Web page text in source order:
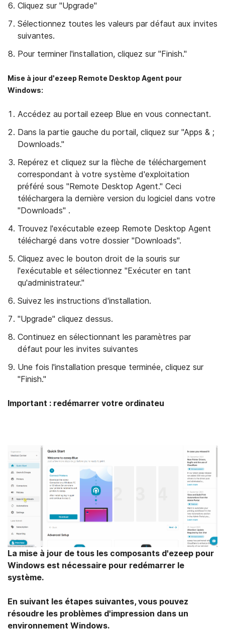
Cliquez sur "Upgrade"
Sélectionnez toutes les valeurs par défaut aux invites
suivantes.
Pour terminer l'installation, cliquez sur "Finish."
Mise à jour d'ezeep Remote Desktop Agent pour
Windows:
Accédez au portail ezeep Blue en vous connectant.
Dans la partie gauche du portail, cliquez sur "Apps & ;
Downloads."
Repérez et cliquez sur la flèche de téléchargement
correspondant à votre système d'exploitation
préféré sous "Remote Desktop Agent." Ceci
téléchargera la dernière version du logiciel dans votre
"Downloads" .
Trouvez l'exécutable ezeep Remote Desktop Agent
téléchargé dans votre dossier "Downloads".
Cliquez avec le bouton droit de la souris sur
l'exécutable et sélectionnez "Exécuter en tant
qu'administrateur."
Suivez les instructions d'installation.
"Upgrade" cliquez dessus.
Continuez en sélectionnant les paramètres par
défaut pour les invites suivantes
Une fois l'installation presque terminée, cliquez sur
"Finish."
Important : redémarrer votre ordinateu
La mise à jour de tous les composants d'ezeep pour
Windows est nécessaire pour redémarrer le
système.
En suivant les étapes suivantes, vous pouvez
résoudre les problèmes d'impression dans un
environnement Windows.